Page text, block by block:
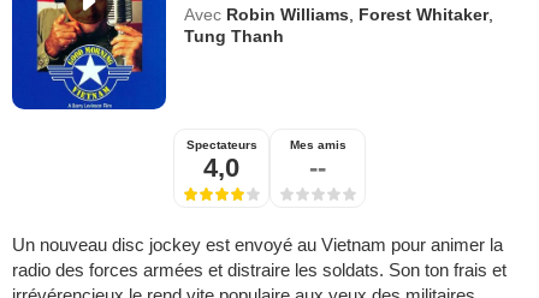
Avec Robin Williams Forest Whitaker,
Tung Thanh
Spectateurs
4,0
Mes amis
--
Un nouveau disc jockey est envoyé au Vietnam pour animer la
radio des forces armées et distraire les soldats. Son ton frais et